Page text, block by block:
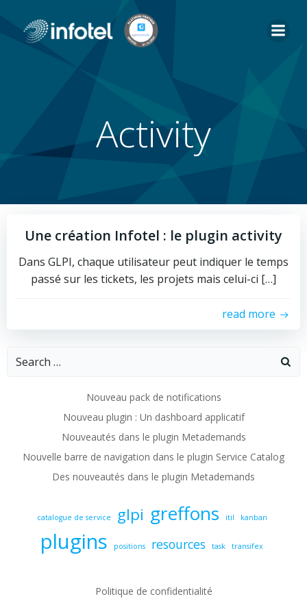
au
contenu
Activity
Une création Infotel : le plugin activity
Dans GLPI, chaque utilisateur peut indiquer le temps
passé sur les tickets, les projets mais celui-ci […]
read more
Search
Nouveau pack de notifications
Nouveau plugin : Un dashboard applicatif
Nouveautés dans le plugin Metademands
Nouvelle barre de navigation dans le plugin Service Catalog
Des nouveautés dans le plugin Metademands
catalogue de service glpi greffons itil kanban
plugins positions resources task transifex
Politique de confidentialité